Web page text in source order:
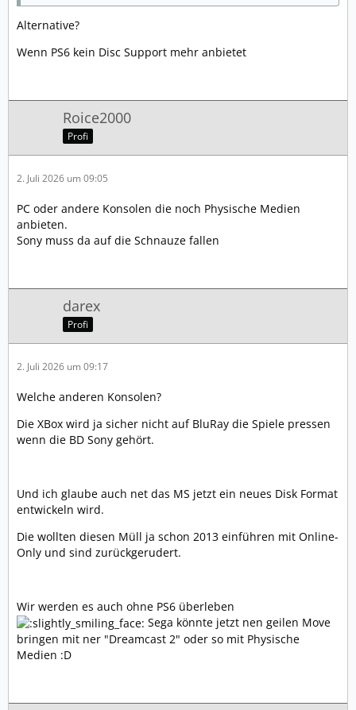
Alternative?
Wenn PS6 kein Disc Support mehr anbietet
Roice2000
Profi
2. Juli 2026 um 09:05
PC oder andere Konsolen die noch Physische Medien
anbieten.
Sony muss da auf die Schnauze fallen
darex
Profi
2. Juli 2026 um 09:17
Welche anderen Konsolen?
Die XBox wird ja sicher nicht auf BluRay die Spiele pressen
wenn die BD Sony gehört.
Und ich glaube auch net das MS jetzt ein neues Disk Format
entwickeln wird.
Die wollten diesen Müll ja schon 2013 einführen mit Online-
Only und sind zurückgerudert.
Wir werden es auch ohne PS6 überleben
Sega könnte jetzt nen geilen Move
bringen mit ner "Dreamcast 2" oder so mit Physische
Medien :D